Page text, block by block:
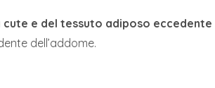
e del tessuto adiposo
dell’addome.